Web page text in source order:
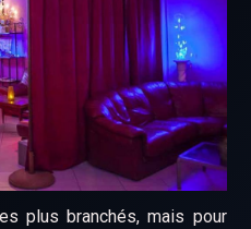
plus branchés, mais pour